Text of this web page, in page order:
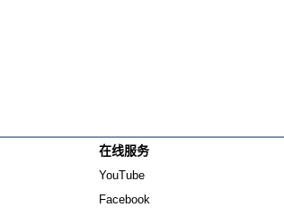
在线服务
YouTube
Facebook